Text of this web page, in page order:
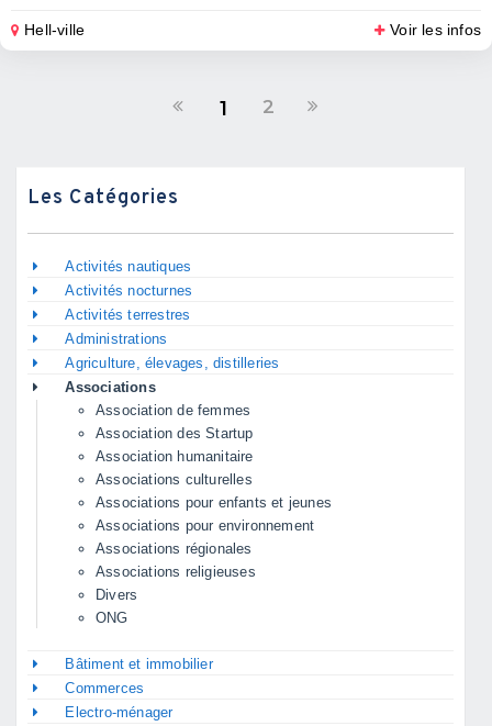
Hell-ville Voir les infos
1 2
Les Catégories
Activités nautiques
Activités nocturnes
Activités terrestres
Administrations
Agriculture, élevages, distilleries
Associations
Association de femmes
Association des Startup
Association humanitaire
Associations culturelles
Associations pour enfants et jeunes
Associations pour environnement
Associations régionales
Associations religieuses
Divers
ONG
Bâtiment et immobilier
Commerces
Electro-ménager